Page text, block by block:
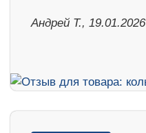
Андрей Т., 19.01.2026